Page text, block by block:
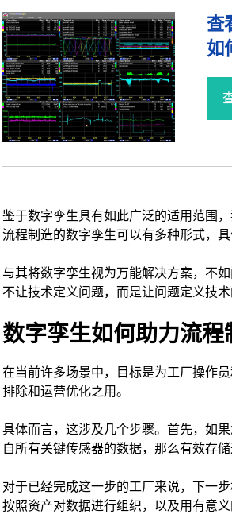
查
如
鉴于数字孪生具有如此广泛的适用范围
流程制造的数字孪生可以有多种形式，
与其将数字孪生视为万能解决方案，不
不让技术定义问题，而是让问题定义技术
数字孪生如何助力流程
在当前许多场景中，目标是为工厂操作
排除和运营优化之用。
具体而言，这涉及几个步骤。首先，如
自所有关键传感器的数据，那么有效存储
对于已经完成这一步的工厂来说，下一
按照资产对数据进行组织，以及用有意